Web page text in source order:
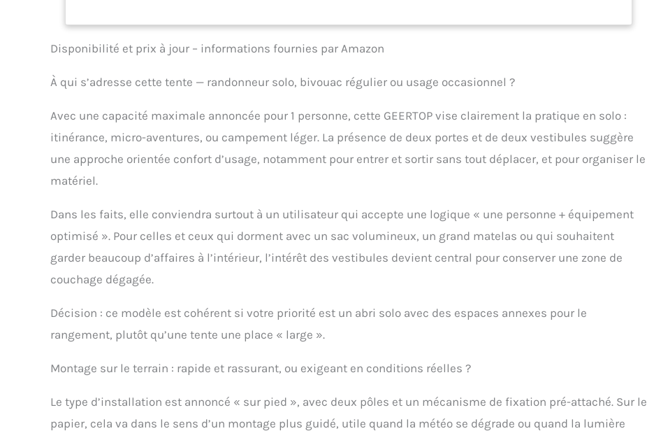
sac à dos. ➤ REGLAGE FACILE : Le système de cadre à deux pôles avec des
facile à installer et démanteler. 1 personne en utilisant d'abord cette tente est en
101 cm x 91 cm. 3 SAISON : la tente pour la randonnée, l'escalade, le camping au
Disponibilité et prix à jour – informations fournies par Amazon
À qui s’adresse cette tente — randonneur solo, bivouac régulier ou usage occasionnel ?
Avec une capacité maximale annoncée pour 1 personne, cette GEERTOP vise clairement la pratique en solo :
itinérance, micro-aventures, ou campement léger. La présence de deux portes et de deux vestibules suggère
une approche orientée confort d’usage, notamment pour entrer et sortir sans tout déplacer, et pour organiser le
matériel.
Dans les faits, elle conviendra surtout à un utilisateur qui accepte une logique « une personne + équipement
optimisé ». Pour celles et ceux qui dorment avec un sac volumineux, un grand matelas ou qui souhaitent
garder beaucoup d’affaires à l’intérieur, l’intérêt des vestibules devient central pour conserver une zone de
couchage dégagée.
Décision : ce modèle est cohérent si votre priorité est un abri solo avec des espaces annexes pour le
rangement, plutôt qu’une tente une place « large ».
Montage sur le terrain : rapide et rassurant, ou exigeant en conditions réelles ?
Le type d’installation est annoncé « sur pied », avec deux pôles et un mécanisme de fixation pré-attaché. Sur le
papier, cela va dans le sens d’un montage plus guidé, utile quand la météo se dégrade ou quand la lumière